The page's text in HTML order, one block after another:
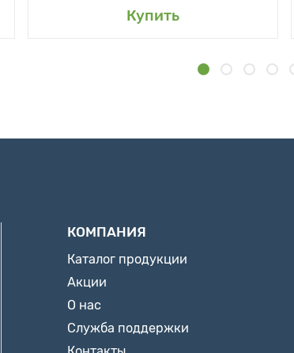
Купить
КОМПАНИЯ
Каталог продукции
Акции
О нас
Служба поддержки